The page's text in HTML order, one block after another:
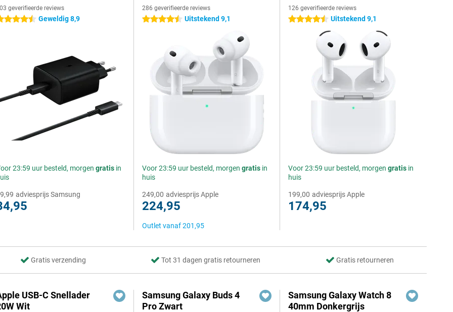
geverifieerde reviews
sterren Geweldig 8,9
23:59 uur besteld, morgen gratis in
adviesprijs Samsung
286 geverifieerde reviews
4.5 sterren Uitstekend 9,1
Voor 23:59 uur besteld, morgengratis in
huis
249,00 adviesprijs Apple
224,95
Outlet vanaf201,95
126 geverifieerde reviews
4.5 sterren Uitstekend 9,1
Voor 23:59 uur besteld, morgengratis in
huis
199,00 adviesprijs Apple
174,95
Gratis verzending Tot 31 dagen gratis retourneren Gratis retourneren
USB-C Snellader
Wit
Samsung Galaxy Buds 4
Pro Zwart
Samsung Galaxy Watch 8
40mm Donkergrijs